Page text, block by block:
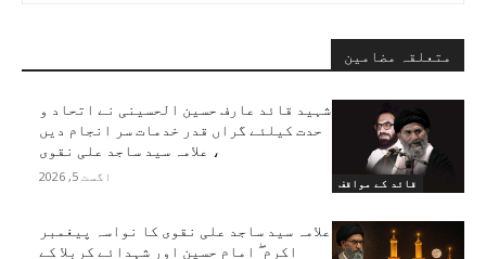
متعلقہ مضامین
قائد کے مواقف
شہید قائد عارف حسین الحسینی نے اتحاد و
حدت کیلئے گراں قدر خدمات سر انجام دیں
، علامہ سید ساجد علی نقوی
اگست 5, 2026
علامہ سید ساجد علی نقوی کا نواسہ پیغمبر
اکرم ۖ امام حسین اور شہدائے کربلا کے